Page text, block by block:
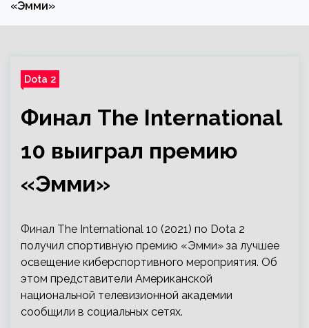
«Эмми»
Dota 2
Финал The International
10 выиграл премию
«Эмми»
Финал The International 10 (2021) по Dota 2
получил спортивную премию «Эмми» за лучшее
освещение киберспортивного мероприятия. Об
этом представители Американской
национальной телевизионной академии
сообщили в социальных сетях.